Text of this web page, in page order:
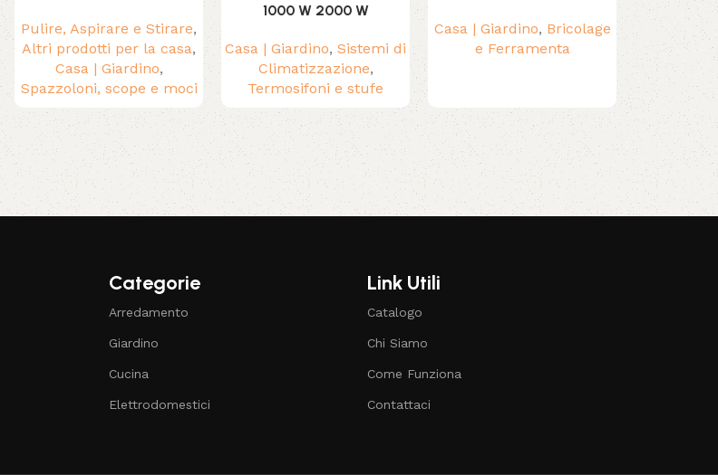
Pulire, Aspirare e Stirare,
Altri prodotti per la casa,
Casa | Giardino,
Spazzoloni, scope e moci
1000 W 2000 W
Casa | Giardino, Sistemi di
Climatizzazione,
Termosifoni e stufe
Casa | Giardino, Bricolage
e Ferramenta
Casa |
e
Categorie
Arredamento
Giardino
Cucina
Elettrodomestici
Link Utili
Catalogo
Chi Siamo
Come Funziona
Contattaci